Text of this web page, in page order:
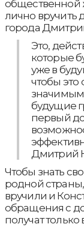
общественной
лично вручить
города
Это,
которые
уже в
чтобы
значимым
будущие
первый
Дмитрий
Чтобы знать
родной
вручили и
обращения с
получат только